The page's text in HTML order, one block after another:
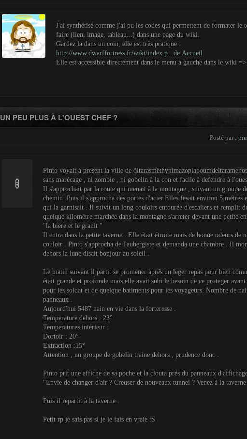
J'ai synthétisé comme j'ai pu les codes qui permettent de formater
faire (lien, image, tableau...) dans une page du wiki.
Gardez la dans un coin, elle est très pratique :
http://www.dwarffortress.fr/wiki/index.p...de:Accueil
Elle est accessible directement dans le menu à gauche dans le wiki
UN PEU PLUS À L'OUEST CHEF ?
Posté par :
Pinto voyait à present la ville de
sans marécage , ni zombie , ni gobelin à la con et facile à defendre à
Il s'approchait par la route qui menait à la montagne , suivant un groupe
chemin .Puis il s'approcha des portes d'acier.Elles fesait environ 5
qui la garnisait . Il suivit un long couloirs entourée d'escaliers et remplit
quelque kilométre marchée dans la montagne s'arreter devant une petite
"la biere et le granit "
Il entra dans la petite taverne . Elle était étroite mais de bonne odeurs de
couloir . Pinto s'approcha de l'aubergiste et demanda une chambre . Il
dehors la lune disait bonjour au soleil .
Le matin suivant il partit se promener aprés un leger repas pour bien
était grande et profonde mais elle avait subi le besoin de ce proteger
pour les soldat et de quelque batiments pour les voyageurs. Nombre de
panneaux .
Aujourd'hui 5487 nain en vie dans la forteresse .
Temperature dehors : 23°
Temperatures intérieur :
Dortoir : 20°
Extraction :15°
Attention , un groupe de gobelin traine dehors , prudence donc .
Pinto prit une affiche de sa poche et la clouta prés du panneaux
"Envie de changer d'air ? Creuser de nouveaux tunnel ? Venez à la
Puis il repartit à la taverne .
Petit rp je sais pas si je le fais en vraie :S